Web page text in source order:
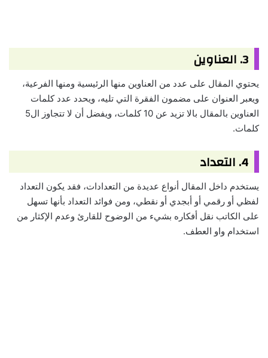
3. العناوين
يحتوي المقال على عدد من العناوين منها الرئيسية ومنها الفرعية،
ويعبر العنوان على مضمون الفقرة التي تليه، ويحدد عدد كلمات
العناوين بالمقال بالا تزيد عن 10 كلمات، ويفضل أن لا تتجاوز ال5
كلمات.
4. التعداد
يستخدم داخل المقال أنواع عديدة من التعدادات، فقد يكون التعداد
لفظي أو رقمي أو أبجدي أو نقطي، ومن فوائد التعداد بأنها تسهل
على الكاتب نقل أفكاره بشيء من الوضوح للقارئ وعدم الإكثار من
استخدام واو العطف.